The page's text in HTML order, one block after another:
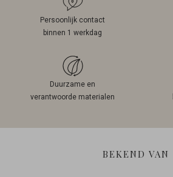
Persoonlijk contact
binnen 1 werkdag
Duurzame en
verantwoorde materialen
BEKEND VAN